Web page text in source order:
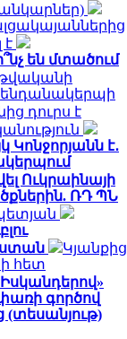
է
են մտածում
թվականի
դուրս է
Կոնջորյանն է․
Ուկրաինայի
ՌԴ ՊՆ
Կյանքից
հետ
գործով